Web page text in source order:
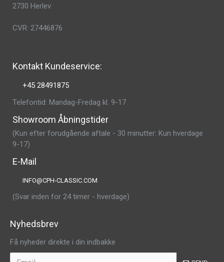
2730 Herlev
CVR: 27446876
Kontakt Kundeservice:
+45 28491875
Telefontid: Mandag-Fredag kl. 9-17
Showroom Åbningstider
(Kun efter forudgående aftale - 30 minutter: Kun hverdage
9-17)
E-Mail
INFO@CPH-CLASSIC.COM
(Svar inden for 24 timer - hverdage)
Nyhedsbrev
Få nyheder direkte i din indbakke